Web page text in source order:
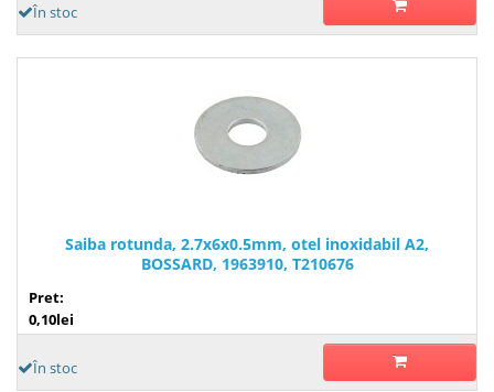
În stoc
Saiba rotunda, 2.7x6x0.5mm, otel inoxidabil A2,
BOSSARD, 1963910, T210676
Pret:
0,10lei
În stoc